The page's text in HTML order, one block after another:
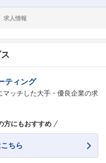
求人情報
ティング
マッチした大手・優良企業の求
方にもおすすめ
ちら